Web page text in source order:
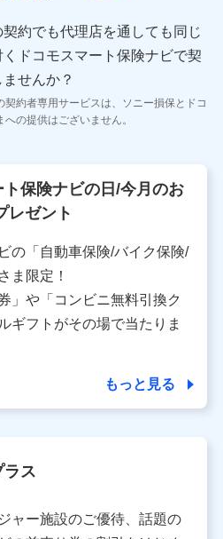
などの情報、ペットの種類や年
れます。
囲】
コモが提供する保険関連サービ
付および管理のため
提携会社の保険その他に関する
た維持管理等の委託業務遂行の
、関連する当社、株式会社NTT
サービスを案内、提供するため
サービス利用履歴、ウェブサイ
、ご契約内容等のパーソナルデ
まの趣味・嗜好・傾向に応じた
・管理等付帯業務を行うため
いて責任を有する者の名称・住
各共同利用者（詳細は次のとお
約でも代理店を通しても同じ
ドコモスマート保険ナビで契
せんか？
契約者専用サービスは、ソニー損保とドコ
の提供はございません。
ト保険ナビの日/今月のお
レゼント
の「自動車保険/バイク保険/
ま限定！
」や「コンビニ無料引換ク
ギフトがその場で当たりま
もっと見る
ラス
ャー施設のご優待、話題の